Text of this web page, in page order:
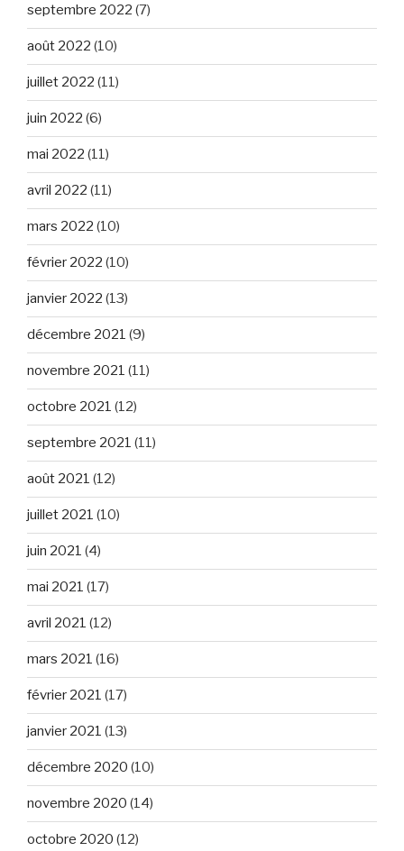
septembre 2022 (7)
août 2022 (10)
juillet 2022 (11)
juin 2022 (6)
mai 2022 (11)
avril 2022 (11)
mars 2022 (10)
février 2022 (10)
janvier 2022 (13)
décembre 2021 (9)
novembre 2021 (11)
octobre 2021 (12)
septembre 2021 (11)
août 2021 (12)
juillet 2021 (10)
juin 2021 (4)
mai 2021 (17)
avril 2021 (12)
mars 2021 (16)
février 2021 (17)
janvier 2021 (13)
décembre 2020 (10)
novembre 2020 (14)
octobre 2020 (12)